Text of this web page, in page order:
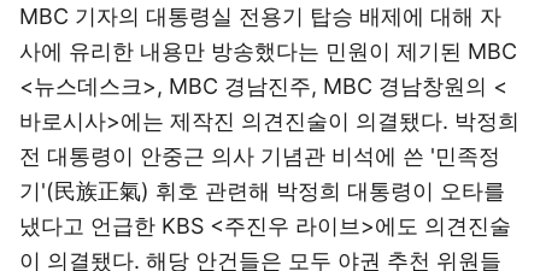
MBC 기자의 대통령실 전용기 탑승 배제에 대해 자
사에 유리한 내용만 방송했다는 민원이 제기된 MBC
<뉴스데스크>, MBC 경남진주, MBC 경남창원의 <
바로시사>에는 제작진 의견진술이 의결됐다. 박정희
전 대통령이 안중근 의사 기념관 비석에 쓴 '민족정
기'(民族正氣) 휘호 관련해 박정희 대통령이 오타를
냈다고 언급한 KBS <주진우 라이브>에도 의견진술
이 의결됐다. 해당 안건들은 모두 야권 추천 위원들